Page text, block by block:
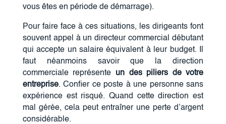
vous êtes en période de démarrage).
Pour faire face à ces situations, les dirigeants font
souvent appel à un directeur commercial débutant
qui accepte un salaire équivalent à leur budget. Il
faut néanmoins savoir que la direction
commerciale représente un des piliers de votre
entreprise. Confier ce poste à une personne sans
expérience est risqué. Quand cette direction est
mal gérée, cela peut entraîner une perte d’argent
considérable.